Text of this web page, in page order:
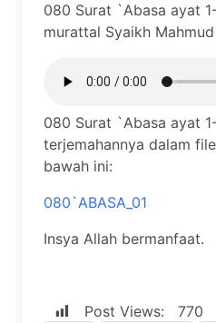
080 Surat `Abasa ayat
murattal Syaikh
080 Surat `Abasa ayat
terjemahannya dalam
bawah ini:
080`ABASA_01
Insya Allah bermanfaat.
Post Views: 770